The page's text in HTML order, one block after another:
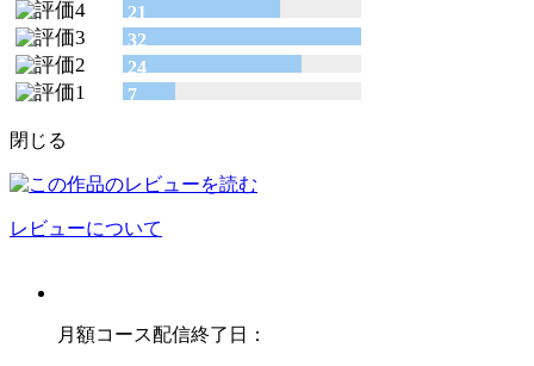
21
32
24
7
閉じる
レビューについて
月額コース配信終了日：